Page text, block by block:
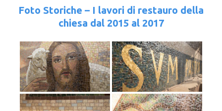
Foto Storiche – I lavori di restauro della
chiesa dal 2015 al 2017